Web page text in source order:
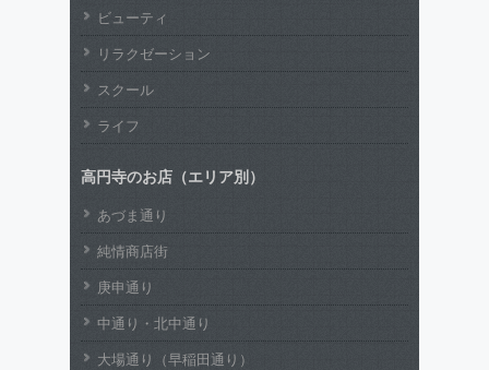
ビューティ
リラクゼーション
スクール
ライフ
高円寺のお店（エリア別）
あづま通り
純情商店街
庚申通り
中通り・北中通り
大場通り（早稲田通り）